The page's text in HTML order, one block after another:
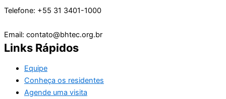
Telefone: +55 31 3401-1000
Email: contato@bhtec.org.br
Links Rápidos
Equipe
Conheça os residentes
Agende uma visita